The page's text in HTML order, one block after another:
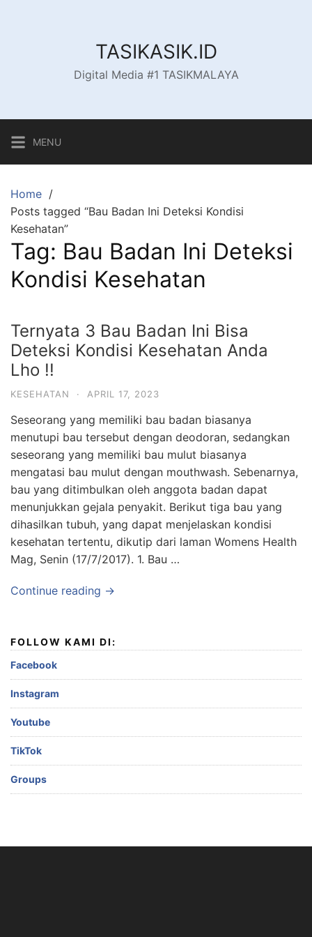
TASIKASIK.ID
Digital Media #1 TASIKMALAYA
MENU
Home
Posts tagged “Bau Badan Ini Deteksi Kondisi
Kesehatan”
Tag: Bau Badan Ini Deteksi
Kondisi Kesehatan
Ternyata 3 Bau Badan Ini Bisa
Deteksi Kondisi Kesehatan Anda
Lho !!
KESEHATAN · APRIL 17, 2023
Seseorang yang memiliki bau badan biasanya
menutupi bau tersebut dengan deodoran, sedangkan
seseorang yang memiliki bau mulut biasanya
mengatasi bau mulut dengan mouthwash. Sebenarnya,
bau yang ditimbulkan oleh anggota badan dapat
menunjukkan gejala penyakit. Berikut tiga bau yang
dihasilkan tubuh, yang dapat menjelaskan kondisi
kesehatan tertentu, dikutip dari laman Womens Health
Mag, Senin (17/7/2017). 1. Bau …
Continue reading →
FOLLOW KAMI DI:
Facebook
Instagram
Youtube
TikTok
Groups